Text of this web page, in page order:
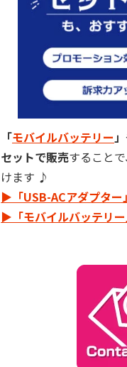
「モバイルバッテリー 」
セットで販売することで
けます ♪
▶「USB-ACアダプター
▶「モバイルバッテリ